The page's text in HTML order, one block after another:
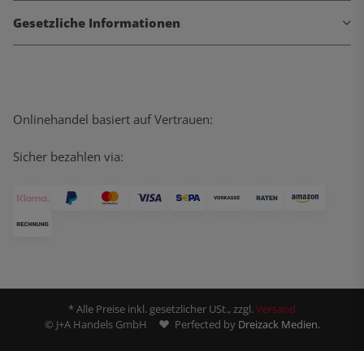
Gesetzliche Informationen
Onlinehandel basiert auf Vertrauen:
Sicher bezahlen via:
* Alle Preise inkl. gesetzlicher USt., zzgl.Versand
© J+A Handels GmbH
Perfected by Dreizack Medien.